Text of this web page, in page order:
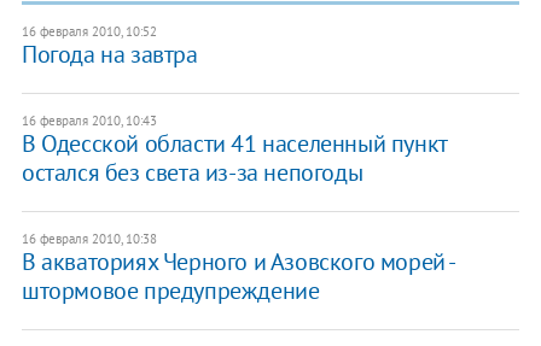
16 февраля 2010, 10:52
Погода на завтра
16 февраля 2010, 10:43
В Одесской области 41 населенный пункт
остался без света из-за непогоды
16 февраля 2010, 10:38
В акваториях Черного и Азовского морей -
штормовое предупреждение